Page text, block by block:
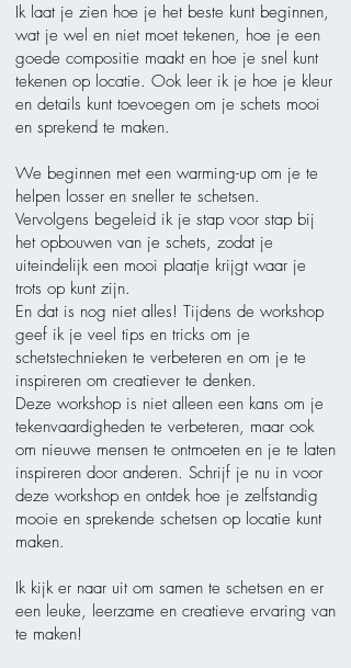
Ik laat je zien hoe je het beste kunt beginnen,
wat je wel en niet moet tekenen, hoe je een
goede compositie maakt en hoe je snel kunt
tekenen op locatie. Ook leer ik je hoe je kleur
en details kunt toevoegen om je schets mooi
en sprekend te maken.
We beginnen met een warming-up om je te
helpen losser en sneller te schetsen.
Vervolgens begeleid ik je stap voor stap bij
het opbouwen van je schets, zodat je
uiteindelijk een mooi plaatje krijgt waar je
trots op kunt zijn.
En dat is nog niet alles! Tijdens de workshop
geef ik je veel tips en tricks om je
schetstechnieken te verbeteren en om je te
inspireren om creatiever te denken.
Deze workshop is niet alleen een kans om je
tekenvaardigheden te verbeteren, maar ook
om nieuwe mensen te ontmoeten en je te laten
inspireren door anderen. Schrijf je nu in voor
deze workshop en ontdek hoe je zelfstandig
mooie en sprekende schetsen op locatie kunt
maken.
Ik kijk er naar uit om samen te schetsen en er
een leuke, leerzame en creatieve ervaring van
te maken!